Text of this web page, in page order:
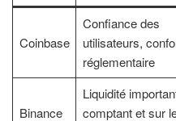
Coinbase
Confiance des
utilisateurs,
réglementaire
Binance
Liquidité
comptant et sur